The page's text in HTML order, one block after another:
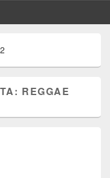
REGGAE